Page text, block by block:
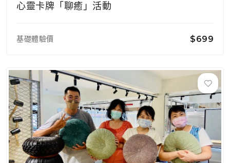
心靈卡牌「聊癒」活動
基礎體驗價 $699